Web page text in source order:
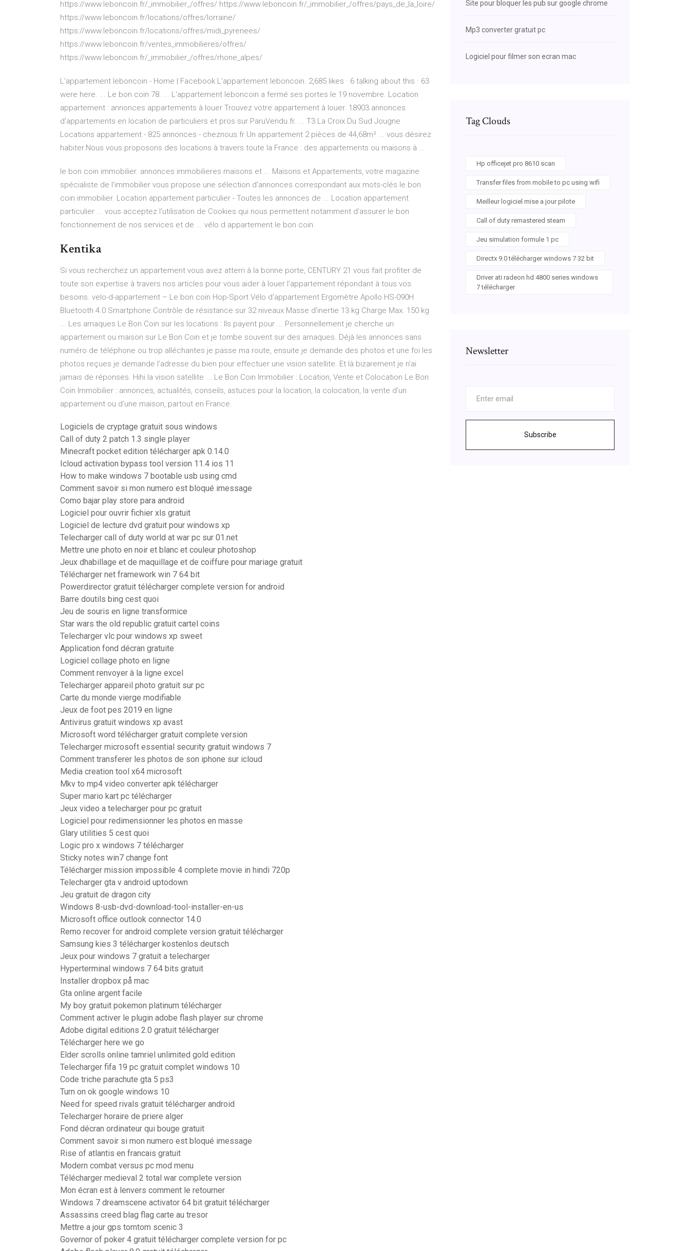
https://www.leboncoin.fr/_immobilier_/offres/ https://www.leboncoin.fr/_immobilier_/offres/pays_de_la_loire/
https://www.leboncoin.fr/locations/offres/lorraine/
https://www.leboncoin.fr/locations/offres/midi_pyrenees/
https://www.leboncoin.fr/ventes_immobilieres/offres/
https://www.leboncoin.fr/_immobilier_/offres/rhone_alpes/
L'appartement leboncoin - Home | Facebook L'appartement leboncoin. 2,685 likes · 6 talking about this · 63
were here. ... Le bon coin 78. ... L'appartement leboncoin a fermé ses portes le 19 novembre. Location
appartement : annonces appartements à louer Trouvez votre appartement à louer. 18903 annonces
d'appartements en location de particuliers et pros sur ParuVendu.fr. ... T3 La Croix Du Sud Jougne
Locations appartement - 825 annonces - cheznous.fr Un appartement 2 pièces de 44,68m² ... vous désirez
habiter.Nous vous proposons des locations à travers toute la France : des appartements ou maisons à ...
le bon coin immobilier. annonces immobilieres maisons et ... Maisons et Appartements, votre magazine
spécialiste de l'immobilier vous propose une sélection d'annonces correspondant aux mots-clés le bon
coin immobilier. Location appartement particulier - Toutes les annonces de ... Location appartement
particulier ... vous acceptez l'utilisation de Cookies qui nous permettent notamment d'assurer le bon
fonctionnement de nos services et de ... vélo d appartement le bon coin
Kentika
Si vous recherchez un appartement vous avez atterri à la bonne porte, CENTURY 21 vous fait profiter de
toute son expertise à travers nos articles pour vous aider à louer l’appartement répondant à tous vos
besoins. velo-d-appartement – Le bon coin Hop-Sport Vélo d'appartement Ergomètre Apollo HS-090H
Bluetooth 4.0 Smartphone Contrôle de résistance sur 32 niveaux Masse d'inertie 13 kg Charge Max. 150 kg
... Les arnaques Le Bon Coin sur les locations : Ils payent pour ... Personnellement je cherche un
appartement ou maison sur Le Bon Coin et je tombe souvent sur des arnaques. Déjà les annonces sans
numéro de téléphone ou trop alléchantes je passe ma route, ensuite je demande des photos et une foi les
photos reçues je demande l’adresse du bien pour effectuer une vision satellite. Et là bizarement je n’ai
jamais de réponses. Hihi la vision satellite ... Le Bon Coin Immobilier : Location, Vente et Colocation Le Bon
Coin Immobilier : annonces, actualités, conseils, astuces pour la location, la colocation, la vente d'un
appartement ou d'une maison, partout en France.
Logiciels de cryptage gratuit sous windows
Call of duty 2 patch 1.3 single player
Minecraft pocket edition télécharger apk 0.14.0
Icloud activation bypass tool version 11.4 ios 11
How to make windows 7 bootable usb using cmd
Comment savoir si mon numero est bloqué imessage
Como bajar play store para android
Logiciel pour ouvrir fichier xls gratuit
Logiciel de lecture dvd gratuit pour windows xp
Telecharger call of duty world at war pc sur 01.net
Mettre une photo en noir et blanc et couleur photoshop
Jeux dhabillage et de maquillage et de coiffure pour mariage gratuit
Télécharger net framework win 7 64 bit
Powerdirector gratuit télécharger complete version for android
Barre doutils bing cest quoi
Jeu de souris en ligne transformice
Star wars the old republic gratuit cartel coins
Telecharger vlc pour windows xp sweet
Application fond décran gratuite
Logiciel collage photo en ligne
Comment renvoyer à la ligne excel
Telecharger appareil photo gratuit sur pc
Carte du monde vierge modifiable
Jeux de foot pes 2019 en ligne
Antivirus gratuit windows xp avast
Microsoft word télécharger gratuit complete version
Telecharger microsoft essential security gratuit windows 7
Comment transferer les photos de son iphone sur icloud
Media creation tool x64 microsoft
Mkv to mp4 video converter apk télécharger
Super mario kart pc télécharger
Jeux video a telecharger pour pc gratuit
Logiciel pour redimensionner les photos en masse
Glary utilities 5 cest quoi
Logic pro x windows 7 télécharger
Sticky notes win7 change font
Télécharger mission impossible 4 complete movie in hindi 720p
Telecharger gta v android uptodown
Jeu gratuit de dragon city
Windows 8-usb-dvd-download-tool-installer-en-us
Microsoft office outlook connector 14.0
Remo recover for android complete version gratuit télécharger
Samsung kies 3 télécharger kostenlos deutsch
Jeux pour windows 7 gratuit a telecharger
Hyperterminal windows 7 64 bits gratuit
Installer dropbox på mac
Gta online argent facile
My boy gratuit pokemon platinum télécharger
Comment activer le plugin adobe flash player sur chrome
Adobe digital editions 2.0 gratuit télécharger
Télécharger here we go
Elder scrolls online tamriel unlimited gold edition
Telecharger fifa 19 pc gratuit complet windows 10
Code triche parachute gta 5 ps3
Turn on ok google windows 10
Need for speed rivals gratuit télécharger android
Telecharger horaire de priere alger
Fond décran ordinateur qui bouge gratuit
Comment savoir si mon numero est bloqué imessage
Rise of atlantis en francais gratuit
Modern combat versus pc mod menu
Télécharger medieval 2 total war complete version
Mon écran est à lenvers comment le retourner
Windows 7 dreamscene activator 64 bit gratuit télécharger
Assassins creed blag flag carte au tresor
Mettre a jour gps tomtom scenic 3
Governor of poker 4 gratuit télécharger complete version for pc
Site pour bloquer les pub sur google chrome
Mp3 converter gratuit pc
Logiciel pour filmer son ecran mac
Tag Clouds
Hp officejet pro 8610 scan
Transfer files from mobile to pc using wifi
Meilleur logiciel mise a jour pilote
Call of duty remastered steam
Jeu simulation formule 1 pc
Directx 9.0 télécharger windows 7 32 bit
Driver ati radeon hd 4800 series windows
7 télécharger
Newsletter
Subscribe